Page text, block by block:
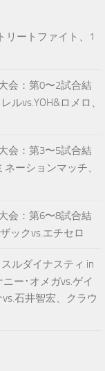
リートファイト、1
会：第0〜2試合結
ルvs.YOH&ロメロ、
会：第3〜5試合結
ーションマッチ、
会：第6〜8試合結
ックvs.エチセロ
ルダイナスティ in
ー･オメガvs.ゲイ
石井智宏、クラウ